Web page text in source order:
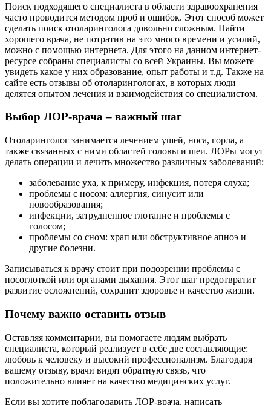
Поиск подходящего специалиста в области здравоохранения
часто проводится методом проб и ошибок. Этот способ может
сделать поиск отоларинголога довольно сложным. Найти
хорошего врача, не потратив на это много времени и усилий,
можно с помощью интернета. Для этого на данном интернет-
ресурсе собраны специалисты со всей Украины. Вы можете
увидеть какое у них образование, опыт работы и т.д. Также на
сайте есть отзывы об отоларингологах, в которых люди
делятся опытом лечения и взаимодействия со специалистом.
Выбор ЛОР-врача – важный шаг
Отоларинголог занимается лечением ушей, носа, горла, а
также связанных с ними областей головы и шеи. ЛОРы могут
делать операции и лечить множество различных заболеваний:
заболевание уха, к примеру, инфекция, потеря слуха;
проблемы с носом: аллергия, синусит или
новообразования;
инфекции, затрудненное глотание и проблемы с
голосом;
проблемы со сном: храп или обструктивное апноэ и
другие болезни.
Записываться к врачу стоит при подозрении проблемы с
носоглоткой или органами дыхания. Этот шаг предотвратит
развитие осложнений, сохранит здоровье и качество жизни.
Почему важно оставить отзыв
Оставляя комментарии, вы помогаете людям выбрать
специалиста, который реализует в себе две составляющие:
любовь к человеку и высокий профессионализм. Благодаря
вашему отзыву, врачи видят обратную связь, что
положительно влияет на качество медицинских услуг.
Если вы хотите поблагодарить ЛОР-врача, написать